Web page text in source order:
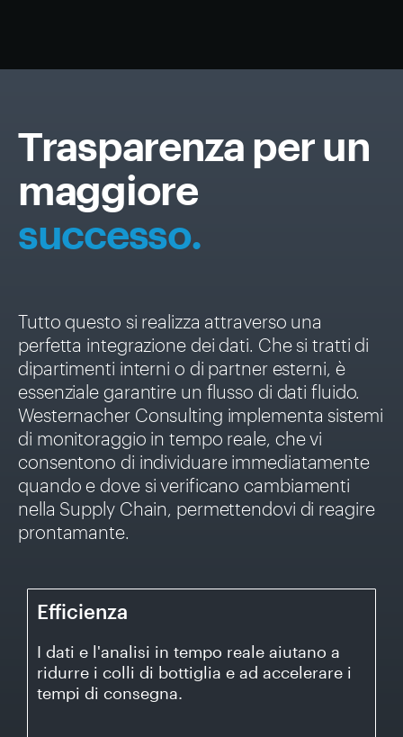
Тrasparenza per un
maggiore
successo.
Tutto questo si realizza attraverso una
perfetta integrazione dei dati. Che si tratti di
dipartimenti interni o di partner esterni, è
essenziale garantire un flusso di dati fluido.
Westernacher Consulting implementa sistemi
di monitoraggio in tempo reale, che vi
consentono di individuare immediatamente
quando e dove si verificano cambiamenti
nella Supply Chain, permettendovi di reagire
prontamante.
Efficienza
I dati e l'analisi in tempo reale aiutano a
ridurre i colli di bottiglia e ad accelerare i
tempi di consegna.
Efficienza
I dati e l'analisi in tempo reale aiutano a ridurre i colli di
bottiglia e ad accelerare i tempi di consegna.